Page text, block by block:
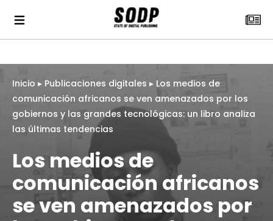
Inicio ▸ Publicaciones digitales ▸ Los medios de
comunicación africanos se ven amenazados por los
gobiernos y las grandes tecnológicas: un libro analiza
las últimas tendencias
Los medios de
comunicación africanos
se ven amenazados por